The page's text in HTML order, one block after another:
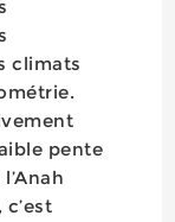
climats
pente